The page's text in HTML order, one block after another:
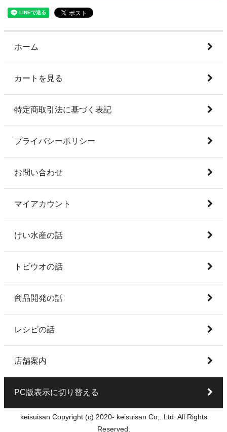
ホーム
カートを見る
特定商取引法に基づく表記
プライバシーポリシー
お問い合わせ
マイアカウント
けい水産の話
トビウオの話
商品開発の話
レシピの話
店舗案内
PC版表示に切り替える
keisuisan Copyright (c) 2020- keisuisan Co,. Ltd. All Rights
Reserved.